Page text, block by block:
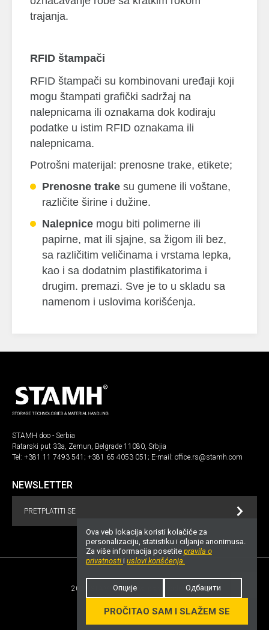
trajanja.
RFID štampači
RFID štampači su kombinovani uređaji koji
mogu štampati grafički sadržaj na
nalepnicama ili oznakama dok kodiraju
podatke u istim RFID oznakama ili
nalepnicama.
Potrošni materijal: prenosne trake, etikete;
Prenosne trake su gumene ili voštane,
različite širine i dužine.
Nalepnice mogu biti polimerne ili
papirne, mat ili sjajne, sa žigom ili bez,
sa različitim veličinama i vrstama lepka,
kao i sa dodatnim plastifikatorima i
drugim. premazi. Sve je to u skladu sa
namenom i uslovima korišćenja.
STAMH doo - Serbia
Ratarski put 33a, Zemun, Belgrade 11080, Srbjia
Tel: +381 11 7493 541 ; +381 65 4053 051 ; E-mail: office.rs@stamh.com
NEWSLETTER
PRETPLATITI SE
2026 STAMH.com. Sva prava zadržana!
Opšti uslovi
Ova veb lokacija koristi kolačiće za
personalizaciju, statistiku i ciljanje anonimusa.
Za više informacija posetite pravila o
privatnosti i uslovi korišćenja.
Опције Одбацити
PROČITAO SAM I SLAŽEM SE